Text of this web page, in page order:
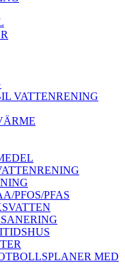
VATTENRENING
PFOS/PFAS
MED